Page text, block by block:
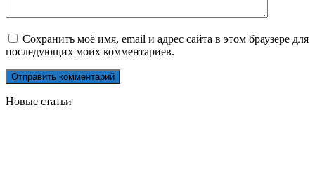
Сохранить моё имя, email и адрес сайта в этом браузере для
последующих моих комментариев.
Новые статьи